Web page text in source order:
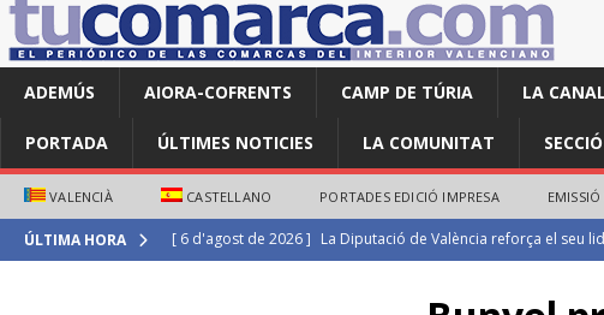
ADEMÚS AIORA-COFRENTS CAMP DE TÚRIA LA
PORTADA ÚLTIMES NOTICIES LA COMUNITAT SECCIÓ
VALENCIÀ CASTELLANO PORTADES EDICIÓ IMPRESA
ÚLTIMA HORA [ 6 d'agost de 2026 ] Maite Villanova i Isaac Tarín s’imposen